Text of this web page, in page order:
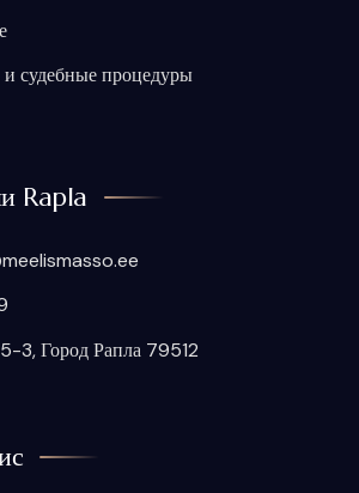
судебные процедуры
Rapla
3, Город Рапла 79512